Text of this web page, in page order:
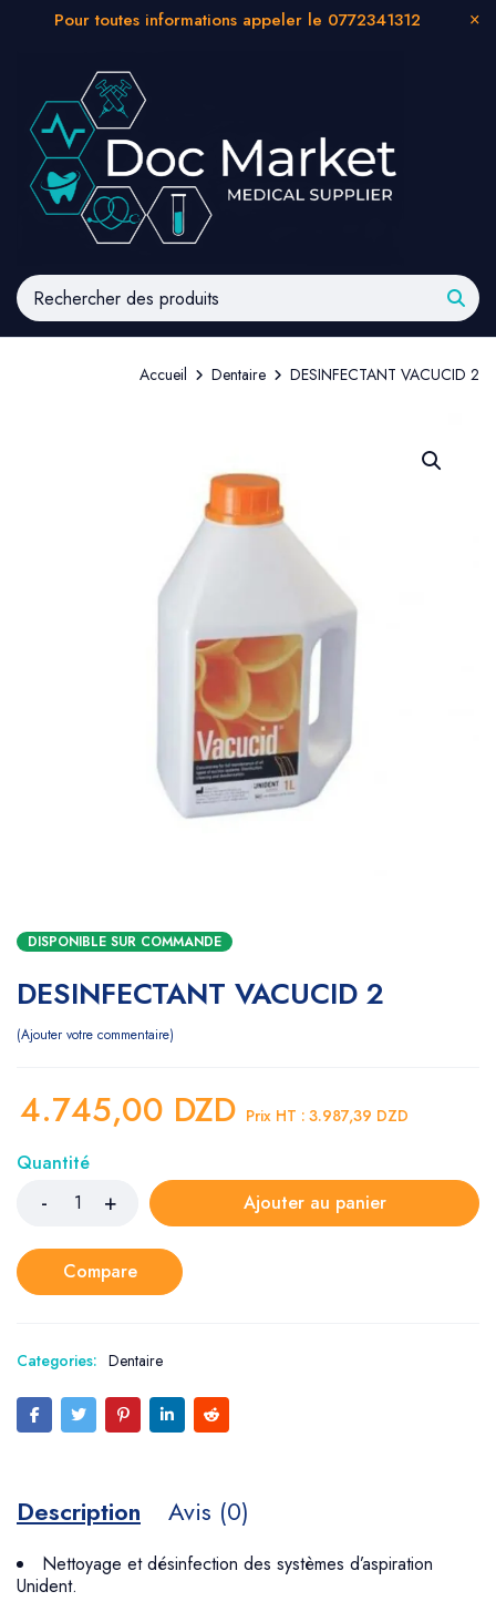
Pour toutes informations appeler le 0772341312
Accueil Dentaire DESINFECTANT VACUCID 2
DISPONIBLE SUR COMMANDE
DESINFECTANT VACUCID 2
Ajouter votre commentaire
4.745,00 DZD Prix HT : 3.987,39 DZD
Quantité
Ajouter au panier
Compare
Categories: Dentaire
Description Avis (0)
Nettoyage et désinfection des systèmes d’aspiration
Unident.